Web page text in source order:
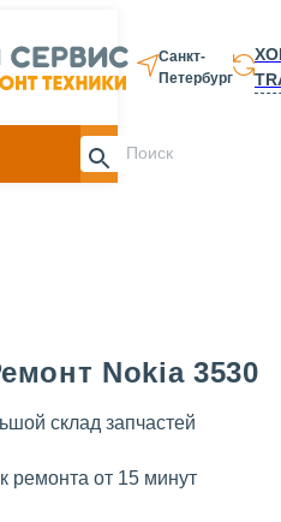
Санкт-
Петербург
8 812 337-
Nokia 3530
склад запчастей
ремонта от 15 минут